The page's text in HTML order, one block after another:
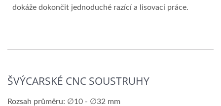
dokáže dokončit jednoduché razící a lisovací práce.
ŠVÝCARSKÉ CNC SOUSTRUHY
Rozsah průměru: ∅10 - ∅32 mm